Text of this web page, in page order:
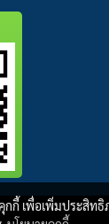
กกี้ เพื่อเพิ่มประสิท